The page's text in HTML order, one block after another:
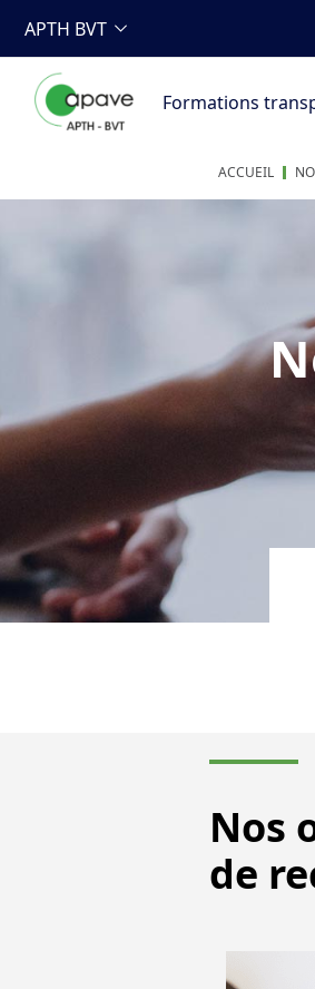
APTH BVT
Formations
ACCUEIL
Nos
de